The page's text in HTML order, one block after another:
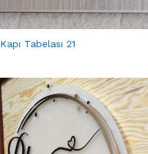
Kapı Tabelası 21